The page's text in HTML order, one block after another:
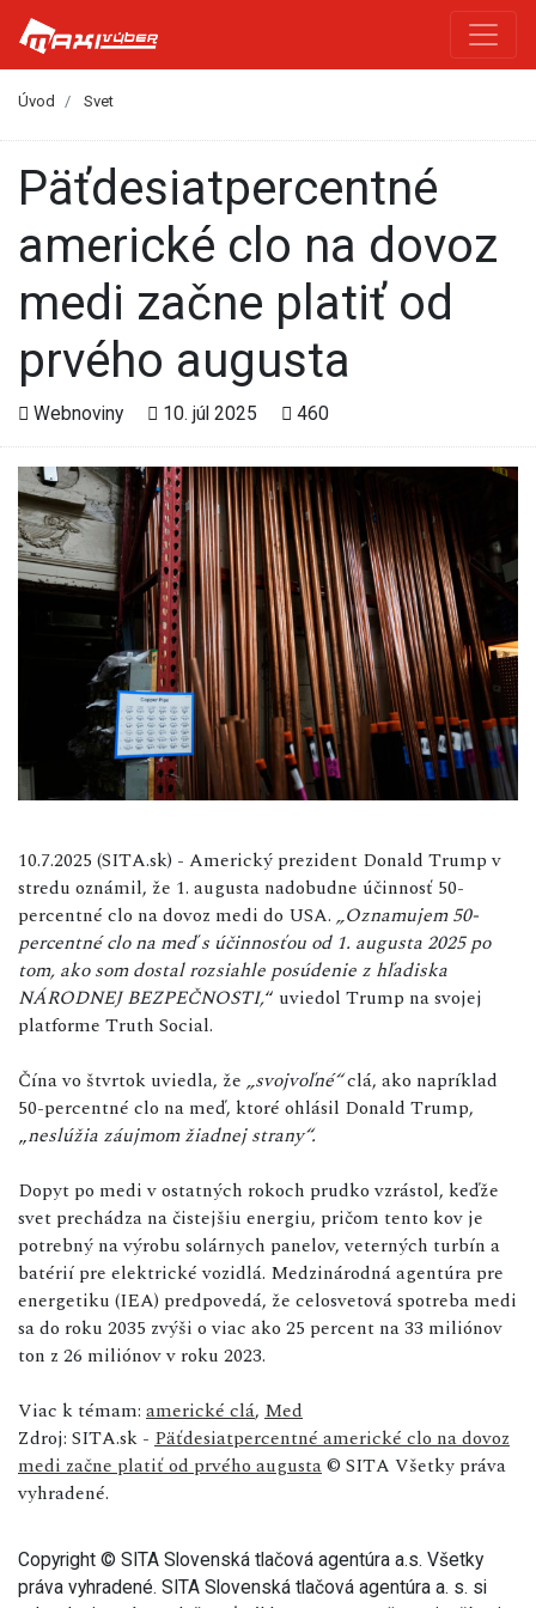
Úvod Svet
Päťdesiatpercentné
americké clo na dovoz
medi začne platiť od
prvého augusta
Webnoviny 10. júl 2025 460
10.7.2025 (SITA.sk) - Americký prezident Donald Trump v
stredu oznámil, že 1. augusta nadobudne účinnosť 50-
percentné clo na dovoz medi do USA. „Oznamujem 50-
percentné clo na meď s účinnosťou od 1. augusta 2025 po
tom, ako som dostal rozsiahle posúdenie z hľadiska
NÁRODNEJ BEZPEČNOSTI,“ uviedol Trump na svojej
platforme Truth Social.
Čína vo štvrtok uviedla, že „svojvoľné“clá, ako napríklad
50-percentné clo na meď, ktoré ohlásil Donald Trump,
„neslúžia záujmom žiadnej strany“.
Dopyt po medi v ostatných rokoch prudko vzrástol, keďže
svet prechádza na čistejšiu energiu, pričom tento kov je
potrebný na výrobu solárnych panelov, veterných turbín a
batérií pre elektrické vozidlá. Medzinárodná agentúra pre
energetiku (IEA) predpovedá, že celosvetová spotreba medi
sa do roku 2035 zvýši o viac ako 25 percent na 33 miliónov
ton z 26 miliónov v roku 2023.
Viac k témam: americké clá, Med
Zdroj: SITA.sk - Päťdesiatpercentné americké clo na dovoz
medi začne platiť od prvého augusta© SITA Všetky práva
vyhradené.
Copyright © SITA Slovenská tlačová agentúra a.s. Všetky
práva vyhradené. SITA Slovenská tlačová agentúra a. s. si